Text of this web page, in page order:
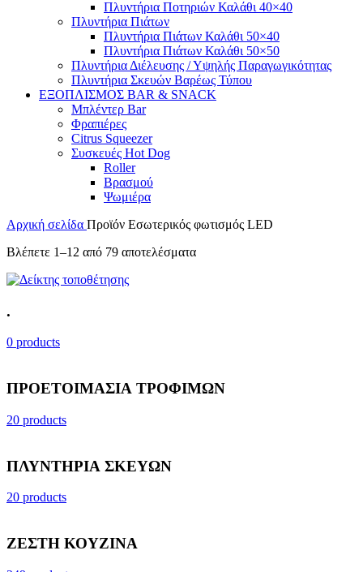
Πλυντήρια Ποτηριών Καλάθι 40×40
Πλυντήρια Πιάτων
Πλυντήρια Πιάτων Καλάθι 50×40
Πλυντήρια Πιάτων Καλάθι 50×50
Πλυντήρια Διέλευσης / Υψηλής Παραγωγικότητας
Πλυντήρια Σκευών Βαρέως Τύπου
ΕΞΟΠΛΙΣΜΟΣ BAR & SNACK
Μπλέντερ Bar
Φραπιέρες
Citrus Squeezer
Συσκευές Hot Dog
Roller
Βρασμού
Ψωμιέρα
Αρχική σελίδα Προϊόν Εσωτερικός φωτισμός LED
Βλέπετε 1–12 από 79 αποτελέσματα
.
0 products
ΠΡΟΕΤΟΙΜΑΣΙΑ ΤΡΟΦΙΜΩΝ
20 products
ΠΛΥΝΤΗΡΙΑ ΣΚΕΥΩΝ
20 products
ΖΕΣΤΗ ΚΟΥΖΙΝΑ